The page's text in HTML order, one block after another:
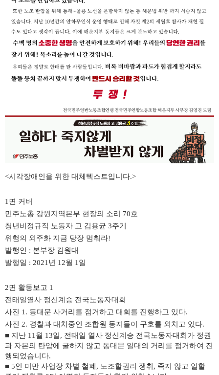
<시각장애인을 위한 대체텍스트입니다.>
1 면 커버
민주노총 강원지역본부 현장의 소리 70호
청년비정규직 노동자 고 김용균 3주기
위험의 외주화 지금 당장 멈춰라!
발행인 : 본부장 김원대
발행일 : 2021 년 12월 1 일
2면 활동보고 1
전태일열사 정신계승 전국노동자대회
사진 1. 동대문 사거리를 점거하고 대회를 진행하고 있다.
사진 2. 경찰과 대치중인 조합원 동지들이 구호를 외치고 있다.
■ 지난 11 월 13일, 전태일 열사 정신계승 전국노동자대회가 정권
과 자본의 탄압에 굴하지 않고 동대문 일대의 거리를 점거하여 진
행되었습니다.
■ 5인 미만 사업장 차별 철폐 , 노조할권리 쟁취 , 죽지 않고 일할